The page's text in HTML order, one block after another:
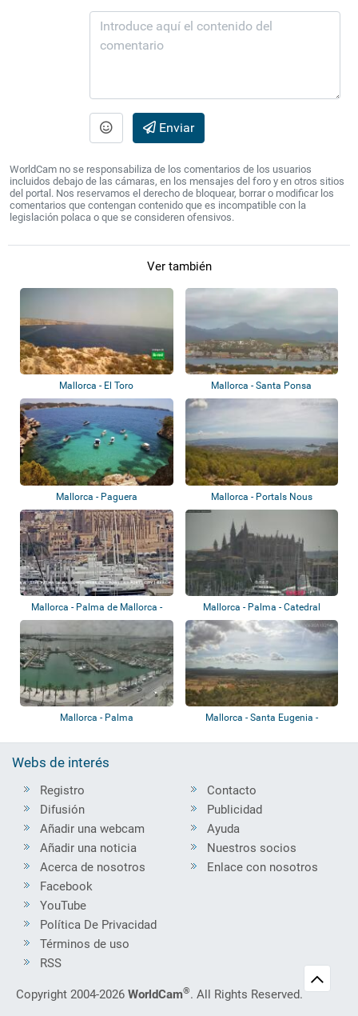
Enviar
WorldCam no se responsabiliza de los comentarios de los usuarios
incluidos debajo de las cámaras, en los mensajes del foro y en otros sitios
del portal. Nos reservamos el derecho de bloquear, borrar o modificar los
comentarios que contengan contenido que es incompatible con la
legislación polaca o que se consideren ofensivos.
Ver también
Mallorca - El Toro Mallorca - Santa Ponsa
Mallorca - Paguera Mallorca - Portals Nous
Mallorca - Palma de Mallorca -
Panorama
Mallorca - Palma - Catedral
Mallorca - Palma
Mallorca - Santa Eugenia -
Webs de interés
Registro
Difusión
Añadir una webcam
Añadir una noticia
Acerca de nosotros
Contacto
Publicidad
Ayuda
Nuestros socios
Enlace con nosotros
Facebook
YouTube
Política De Privacidad
Términos de uso
RSS
Copyright 2004-2026 WorldCam®. All Rights Reserved.